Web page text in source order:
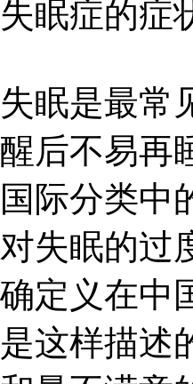
失眠症的症
失眠是最常
醒后不易再
国际分类中
对失眠的过
确定义在中
是这样描述